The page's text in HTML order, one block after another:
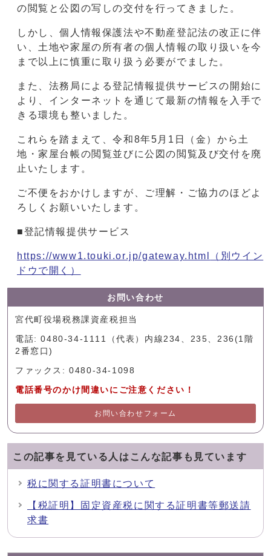
の閲覧と公図の写しの交付を行ってきました。
しかし、個人情報保護法や不動産登記法の改正に伴
い、土地や家屋の所有者の個人情報の取り扱いを今
まで以上に慎重に取り扱う必要がでました。
また、法務局による登記情報提供サービスの開始に
より、インターネットを通じて最新の情報を入手で
きる環境も整いました。
これらを踏まえて、令和8年5月1日（金）から土
地・家屋台帳の閲覧並びに公図の閲覧及び交付を廃
止いたします。
ご不便をおかけしますが、ご理解・ご協力のほどよ
ろしくお願いいたします。
■登記情報提供サービス
https://www1.touki.or.jp/gateway.html
（別ウイン
ドウで開く）
お問い合わせ
宮代町役場税務課資産税担当
電話: 0480-34-1111（代表）内線234、235、236(1階
2番窓口)
ファックス: 0480-34-1098
電話番号のかけ間違いにご注意ください！
お問い合わせフォーム
この記事を見ている人はこんな記事も見ています
税に関する証明書について
【税証明】固定資産税に関する証明書等郵送請
求書